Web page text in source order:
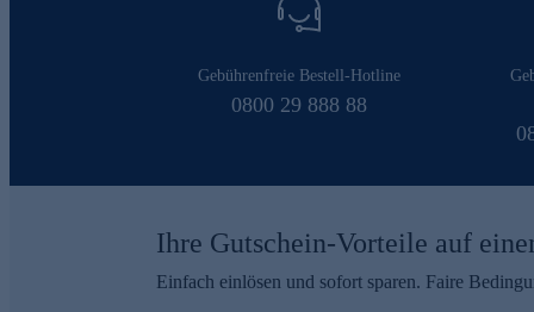
Gebührenfreie Bestell-Hotline
0800 29 888 88
Ihre Gutschein-Vorteile auf
Einfach einlösen und sofort sparen. Faire